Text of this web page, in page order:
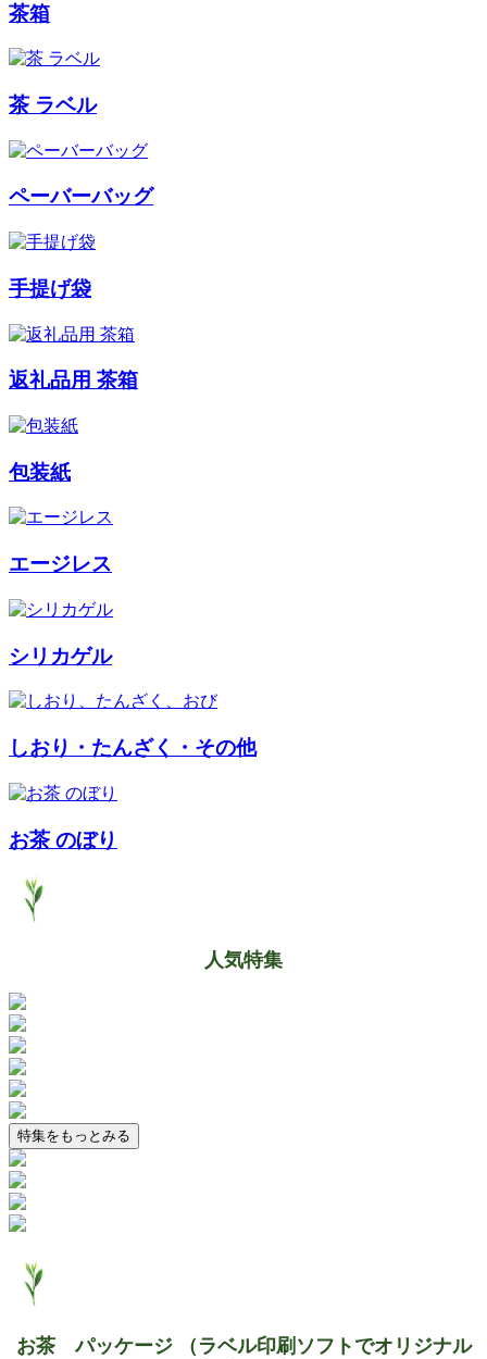
茶箱
茶 ラベル
ペーバーバッグ
手提げ袋
返礼品用 茶箱
包装紙
エージレス
シリカゲル
しおり・たんざく・その他
お茶 のぼり
人気特集
特集をもっとみる
お茶 パッケージ （ラベル印刷ソフトでオリジナル